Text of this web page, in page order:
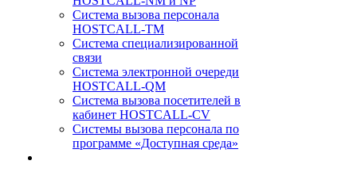
Система вызова персонала
HOSTCALL-TM
Система специализированной
связи
Система электронной очереди
HOSTCALL-QM
Cистема вызова посетителей в
кабинет HOSTCALL-CV
Системы вызова персонала по
программе «Доступная среда»